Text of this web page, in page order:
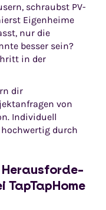
schraubst PV-
Eigenheime
nur die
besser sein?
in der
dir
von
Individuell
durch
Heraus­for­de­
TapTapHome